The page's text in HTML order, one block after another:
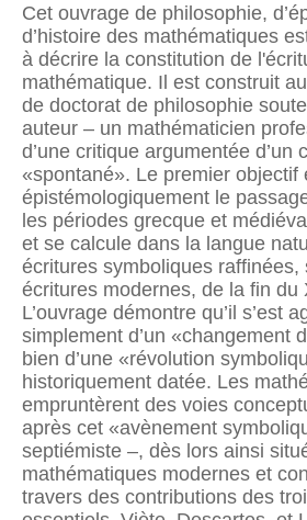
Cet ouvrage de philosophie,
d’histoire des mathématiques
à décrire la constitution de
mathématique. Il est construit
de doctorat de philosophie
auteur – un mathématicien
d’une critique argumentée d’un
«spontané». Le premier objectif
épistémologiquement le
les périodes grecque et
et se calcule dans la langue
écritures symboliques raffinées,
écritures modernes, de la fin du
L’ouvrage démontre qu’il s’est
simplement d’un «changement
bien d’une «révolution
historiquement datée. Les
empruntèrent des voies
après cet «avènement
septiémiste –, dès lors ainsi
mathématiques modernes et
travers des contributions des